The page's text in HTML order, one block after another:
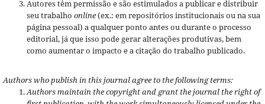
Autores têm permissão e são estimulados a publicar e distribuir
seu trabalho online(ex.: em repositórios institucionais ou na sua
página pessoal) a qualquer ponto antes ou durante o processo
editorial, já que isso pode gerar alterações produtivas, bem
como aumentar o impacto e a citação do trabalho publicado.
Authors who publish in this journal agree to the following terms:
Authors maintain the copyright and grant the journal the right of